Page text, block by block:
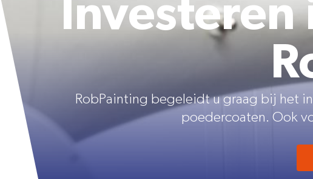
RobPainting begeleidt u graag bij het
poedercoaten. Ook